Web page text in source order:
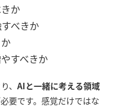
か
べきか
すべきか
、 AIと一緒に考える領域
要です。感覚だけではな